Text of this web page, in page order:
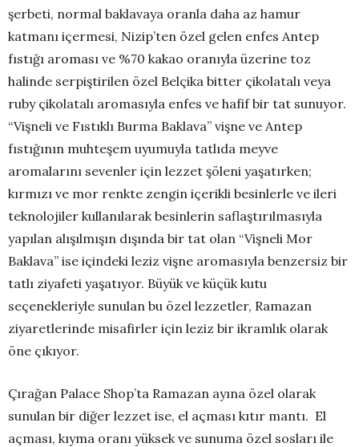
şerbeti, normal baklavaya oranla daha az hamur
katmanı içermesi, Nizip’ten özel gelen enfes Antep
fıstığı aroması ve %70 kakao oranıyla üzerine toz
halinde serpiştirilen özel Belçika bitter çikolatalı veya
ruby çikolatalı aromasıyla enfes ve hafif bir tat sunuyor.
“Vişneli ve Fıstıklı Burma Baklava” vişne ve Antep
fıstığının muhteşem uyumuyla tatlıda meyve
aromalarını sevenler için lezzet şöleni yaşatırken;
kırmızı ve mor renkte zengin içerikli besinlerle ve ileri
teknolojiler kullanılarak besinlerin saflaştırılmasıyla
yapılan alışılmışın dışında bir tat olan “Vişneli Mor
Baklava” ise içindeki leziz vişne aromasıyla benzersiz bir
tatlı ziyafeti yaşatıyor. Büyük ve küçük kutu
seçenekleriyle sunulan bu özel lezzetler, Ramazan
ziyaretlerinde misafirler için leziz bir ikramlık olarak
öne çıkıyor.
Çırağan Palace Shop’ta Ramazan ayına özel olarak
sunulan bir diğer lezzet ise, el açması kıtır mantı. El
açması, kıyma oranı yüksek ve sunuma özel sosları ile